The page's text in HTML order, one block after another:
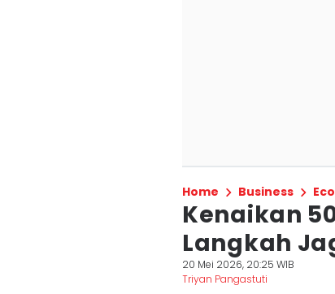
Home Business
Kenaikan
Langkah
20 Mei 2026, 20:25 WIB
Triyan Pangastuti